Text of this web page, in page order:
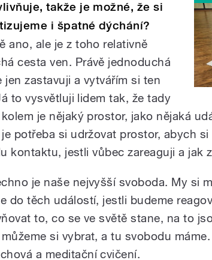
takže je možné, že si
i špatné dýchání?
ano, ale je z toho relativně
cesta ven. Právě jednoduchá
jen zastavuji a vytvářím si ten
to vysvětluji lidem tak, že tady
je nějaký prostor, jako nějaká
potřeba si udržovat prostor, abych
kontaktu, jestli vůbec zareaguji a jak
je naše nejvyšší svoboda. My si
do těch událostí, jestli budeme
to, co se ve světě stane, na to
můžeme si vybrat, a tu svobodu
a meditační cvičení.